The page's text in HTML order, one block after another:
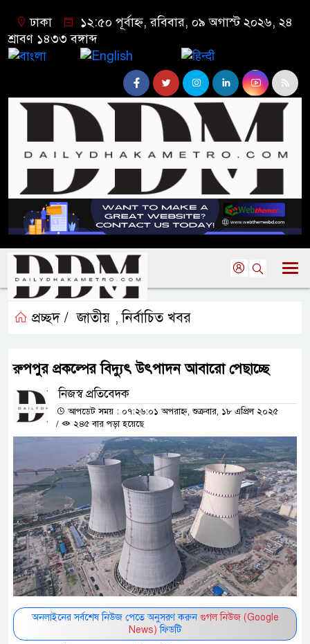
ঢাকা
১২:৫০ পূর্বাহ্ন, রবিবার, ০৯ অগাস্ট ২০২৬, ২৪
শ্রাবণ ১৪৩৩ বঙ্গাব্দ
প্রচ্ছদ / জাতীয় ,নির্বাচিত খবর
রুপপুর প্রকল্পের বিদ্যুৎ উৎপাদন আবারো পেছাচ্ছে
নিজস্ব প্রতিবেদক
আপডেট সময় : ০৭:২৬:০১ অপরাহ্ন, শুক্রবার, ১৮ এপ্রিল ২০২৫
/
২৪৫ বার পড়া হয়েছে
অনলাইনের সর্বশেষ নিউজ পেতে অনুসরণ করুন গুগল নিউজ (Google
News) ফিডটি